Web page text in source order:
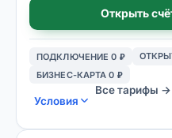
Открыть
ПОДКЛЮЧЕНИЕ 0 ₽
БИЗНЕС-КАРТА 0 ₽
Условия
Все тарифы →